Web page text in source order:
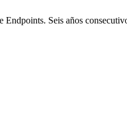
Seis años